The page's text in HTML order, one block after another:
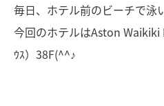
毎日、ホテル前のビーチで泳
今回のホテルはAston
ｳｽ）38F(^^♪